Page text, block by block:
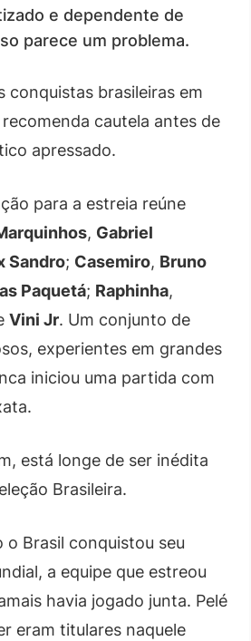
e dependente de
parece um problema.
conquistas brasileiras em
cautela antes de
apressado.
para a estreia reúne
, Gabriel
Sandro; Casemiro, Bruno
Paquetá; Raphinha,
Vini Jr. Um conjunto de
experientes em grandes
iniciou uma partida com
está longe de ser inédita
Brasileira.
o Brasil conquistou seu
a equipe que estreou
havia jogado junta. Pelé
eram titulares naquele